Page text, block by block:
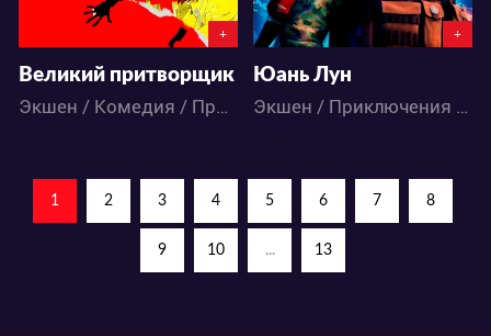
+
Великий притворщик
Экшен / Комедия / Приключения / Аниме
+
Юань Лун
Экшен / Приключения / Фэнтези / Аниме
1 2 3 4 5 6 7 8
9 10 ... 13